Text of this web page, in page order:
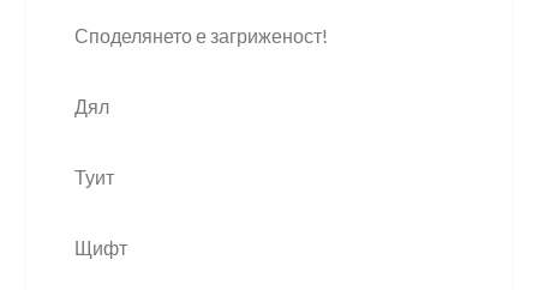
Споделянето е загриженост!
Дял
Туит
Щифт